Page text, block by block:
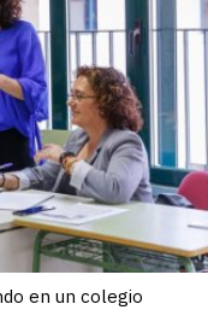
en un colegio